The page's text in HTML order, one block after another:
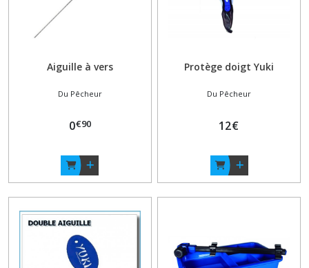
Aiguille à vers
Du Pêcheur
0€90
Protège doigt Yuki
Du Pêcheur
12€